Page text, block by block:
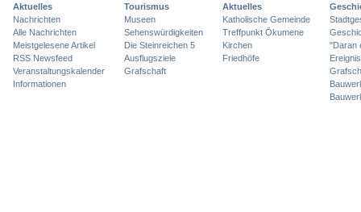
Aktuelles
Nachrichten
Alle Nachrichten
Meistgelesene Artikel
RSS Newsfeed
Veranstaltungskalender
Informationen
Tourismus
Museen
Sehenswürdigkeiten
Die Steinreichen 5
Ausflugsziele
Grafschaft
Aktuelles
Katholische Gemeinde
Treffpunkt Ökumene
Kirchen
Friedhöfe
"Daran